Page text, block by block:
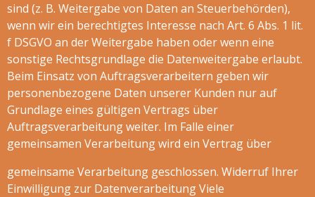
sind (z. B. Weitergabe von Daten an Steuerbehörden),
wenn wir ein berechtigtes Interesse nach Art. 6 Abs. 1 lit.
f DSGVO an der Weitergabe haben oder wenn eine
sonstige Rechtsgrundlage die Datenweitergabe erlaubt.
Beim Einsatz von Auftragsverarbeitern geben wir
personenbezogene Daten unserer Kunden nur auf
Grundlage eines gültigen Vertrags über
Auftragsverarbeitung weiter. Im Falle einer
gemeinsamen Verarbeitung wird ein Vertrag über
gemeinsame Verarbeitung geschlossen. Widerruf Ihrer
Einwilligung zur Datenverarbeitung Viele